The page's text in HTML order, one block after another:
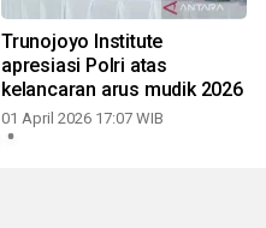
Trunojoyo Institute
apresiasi Polri atas
kelancaran arus mudik 2026
01 April 2026 17:07 WIB